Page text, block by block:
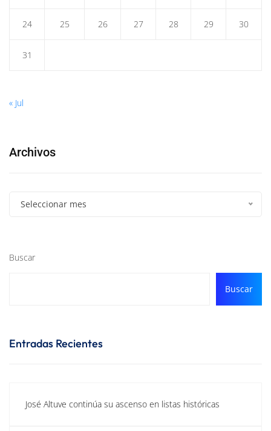
24 25 26 27 28 29 30
31
« Jul
Archivos
Seleccionar mes
Buscar
Buscar
Entradas Recientes
José Altuve continúa su ascenso en listas históricas